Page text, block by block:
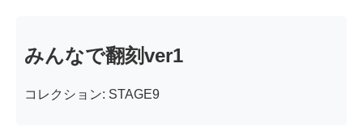
みんなで翻刻ver1
コレクション: STAGE9